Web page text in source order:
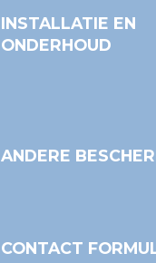
INSTALLATIE EN
ONDERHOUD
ANDERE
CONTACT